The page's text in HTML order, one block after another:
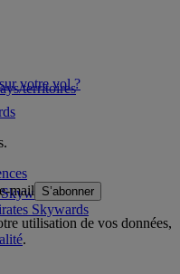
territoires
votre vol ?
Skywards
Skywards
mail S’abonner
utilisation de vos données,
.